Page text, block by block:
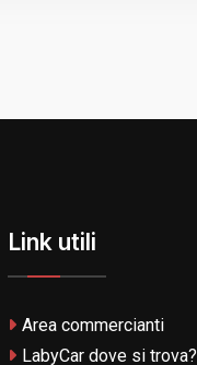
Link utili
Area commercianti
LabyCar dove si trova?